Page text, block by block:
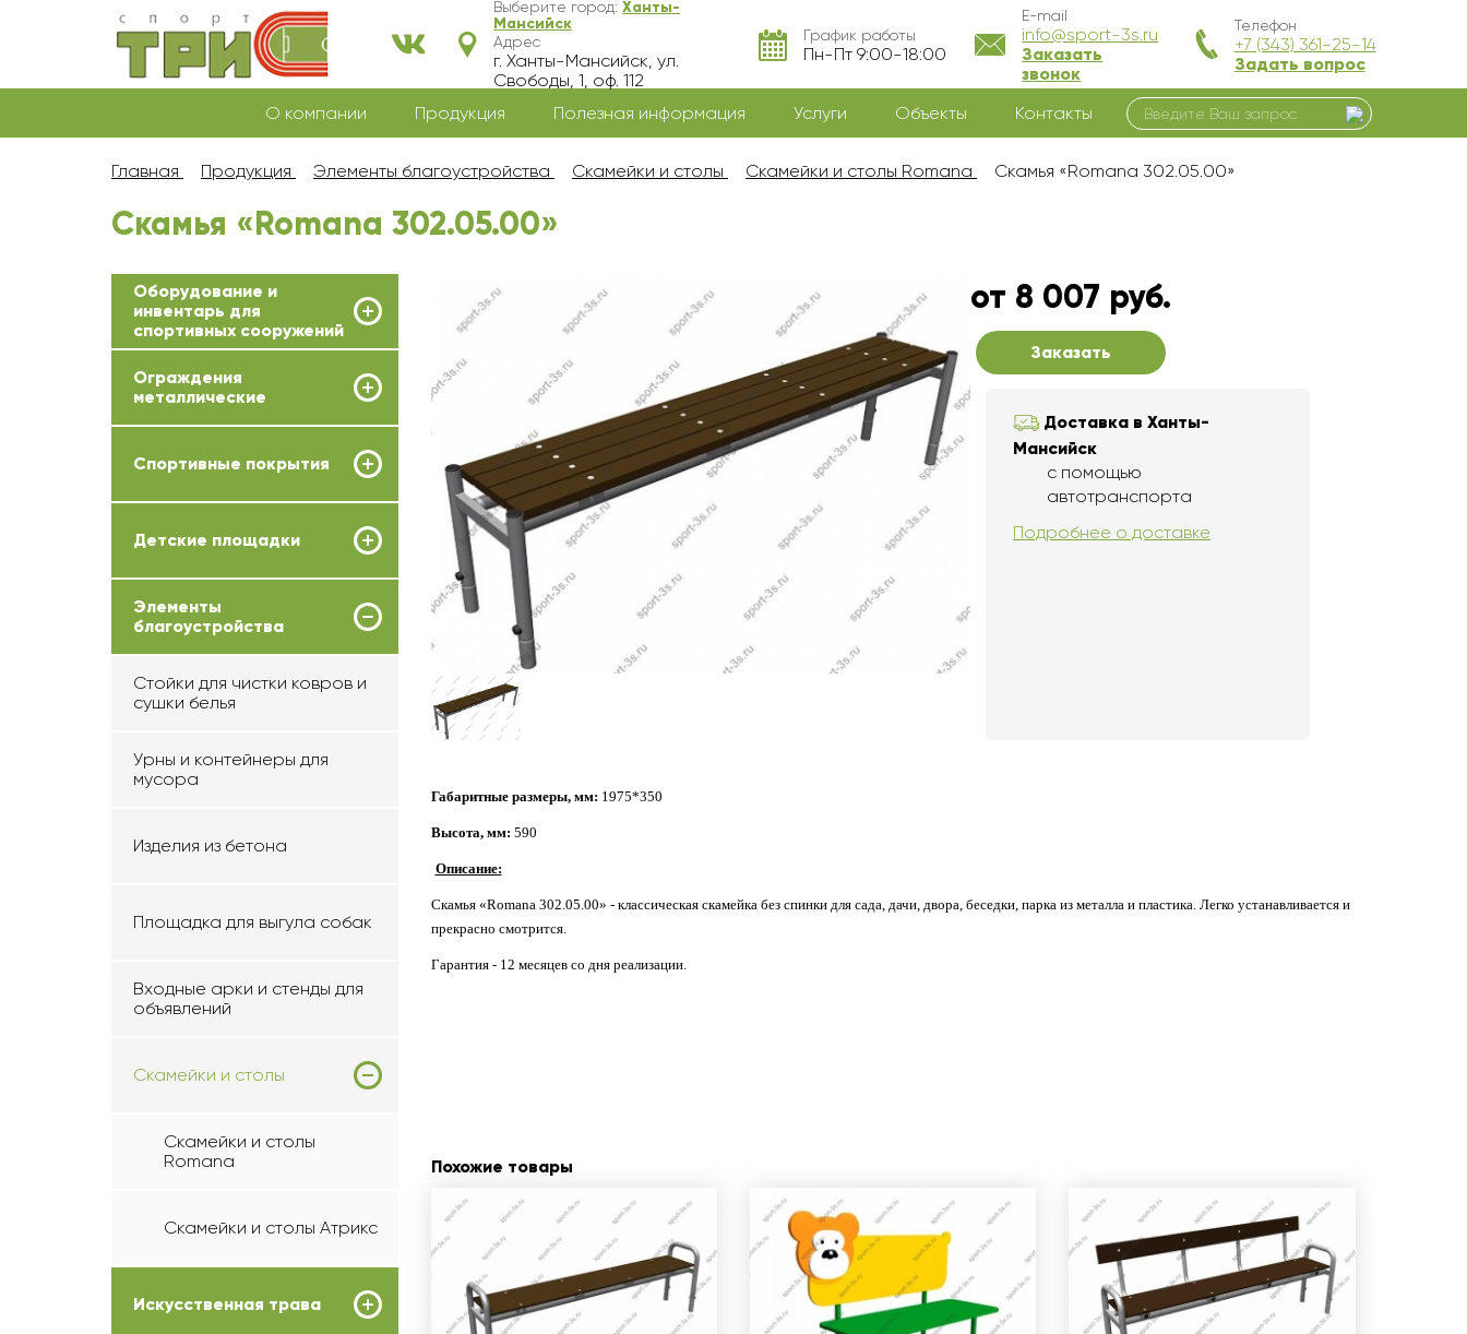
Выберите город:Ханты-
Мансийск
Адрес
г. Ханты-Мансийск, ул.
Свободы, 1, оф. 112
График работы
Пн-Пт 9:00-18:00
E-mail
info@sport-3s.ru
Заказать
звонок
Телефон
+7 (343) 361-25-14
Задать вопрос
О компании Продукция Полезная информация Услуги Объекты Контакты
Главная Продукция Элементы благоустройства Скамейки и столы Скамейки и столы Romana Скамья «Romana 302.05.00»
Скамья «Romana 302.05.00»
Оборудование и
инвентарь для
спортивных сооружений
Ограждения
металлические
Спортивные покрытия
Детские площадки
Элементы
благоустройства
Стойки для чистки ковров и
сушки белья
Урны и контейнеры для
мусора
Изделия из бетона
Площадка для выгула собак
Входные арки и стенды для
объявлений
Скамейки и столы
Скамейки и столы
Romana
Скамейки и столы Атрикс
Искусственная трава
от 8 007 руб.
Заказать
Доставка в Ханты-
Мансийск
с помощью
автотранспорта
Подробнее о доставке
Габаритные размеры, мм: 1975*350
Высота, мм: 590
Описание:
Скамья «Romana 302.05.00» - классическая скамейка без спинки для сада, дачи, двора, беседки, парка из металла и пластика. Легко устанавливается и
прекрасно смотрится.
Гарантия - 12 месяцев со дня реализации.
Похожие товары